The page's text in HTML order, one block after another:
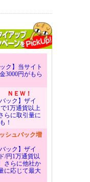
ク】当サイト
3000円がもら
ＮＥＷ！
ック】ザイ
1万通貨以上
らに取引量に
！
シュバック増
ック】ザイ
/円1万通貨以
さらに他社か
に応じて最大